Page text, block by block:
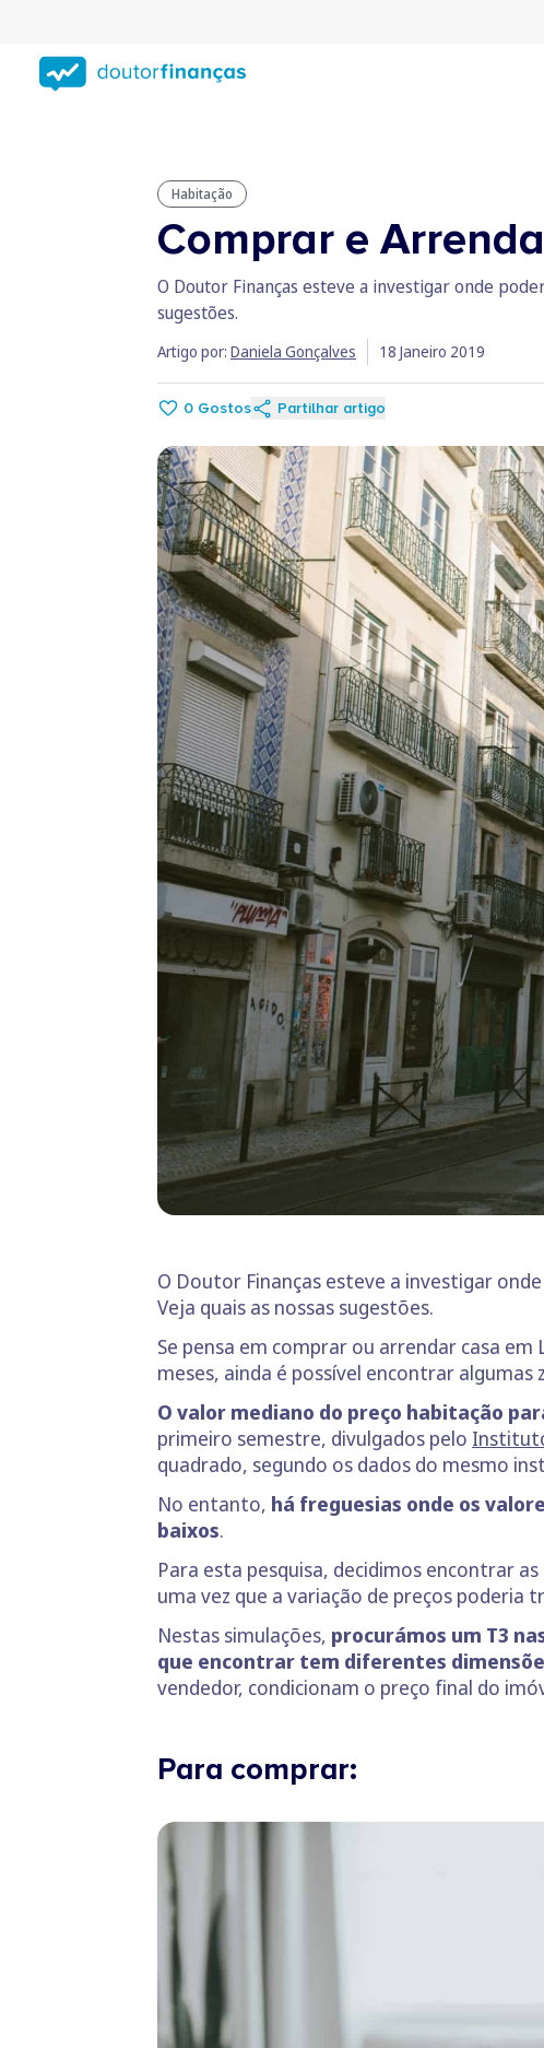
conteúdo
principal
Habitação
Comprar e
O Doutor Finanças esteve a investigar onde
sugestões.
Artigo por: Daniela Gonçalves 18 Janeiro 2019
0 Gostos Partilhar artigo
O Doutor Finanças esteve a investigar
Veja quais as nossas sugestões.
Se pensa em comprar ou arrendar casa
meses, ainda é possível encontrar algumas
O valor mediano do preço habitação
primeiro semestre, divulgados pelo
quadrado, segundo os dados do mesmo
No entanto, há freguesias onde os
baixos.
Para esta pesquisa, decidimos encontrar
uma vez que a variação de preços poderia
Nestas simulações, procurámos um T3
que encontrar tem diferentes
vendedor, condicionam o preço final do
Para comprar: